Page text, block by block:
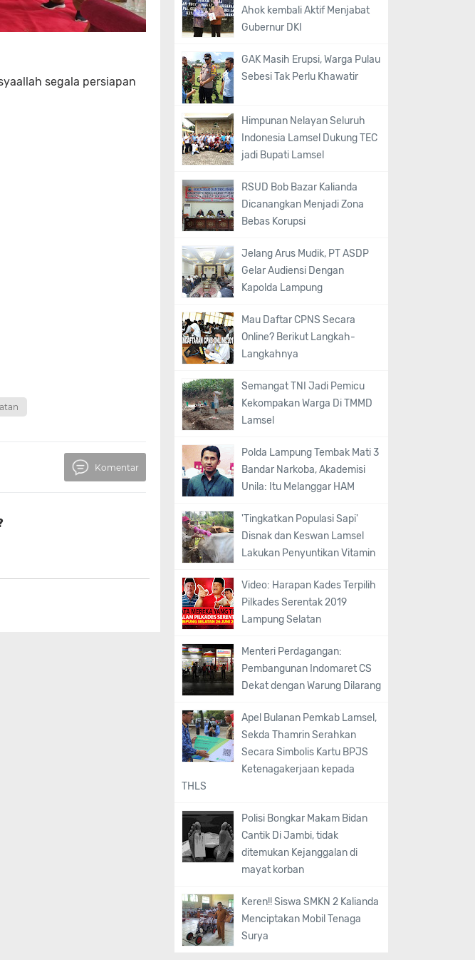
segala persiapan
Komentar
Ahok kembali Aktif Menjabat
Gubernur DKI
GAK Masih Erupsi, Warga Pulau
Sebesi Tak Perlu Khawatir
Himpunan Nelayan Seluruh
Indonesia Lamsel Dukung TEC
jadi Bupati Lamsel
RSUD Bob Bazar Kalianda
Dicanangkan Menjadi Zona
Bebas Korupsi
Jelang Arus Mudik, PT ASDP
Gelar Audiensi Dengan
Kapolda Lampung
Mau Daftar CPNS Secara
Online? Berikut Langkah-
Langkahnya
Semangat TNI Jadi Pemicu
Kekompakan Warga Di TMMD
Lamsel
Polda Lampung Tembak Mati 3
Bandar Narkoba, Akademisi
Unila: Itu Melanggar HAM
'Tingkatkan Populasi Sapi'
Disnak dan Keswan Lamsel
Lakukan Penyuntikan Vitamin
Video: Harapan Kades Terpilih
Pilkades Serentak 2019
Lampung Selatan
Menteri Perdagangan:
Pembangunan Indomaret CS
Dekat dengan Warung Dilarang
Apel Bulanan Pemkab Lamsel,
Sekda Thamrin Serahkan
Secara Simbolis Kartu BPJS
Ketenagakerjaan kepada
THLS
Polisi Bongkar Makam Bidan
Cantik Di Jambi, tidak
ditemukan Kejanggalan di
mayat korban
Keren!! Siswa SMKN 2 Kalianda
Menciptakan Mobil Tenaga
Surya